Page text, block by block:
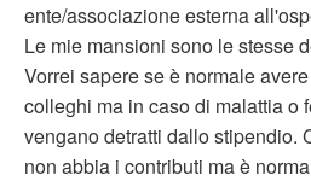
ente/associazione esterna
Le mie mansioni sono le stesse
Vorrei sapere se è normale
colleghi ma in caso di malattia o
vengano detratti dallo stipendio.
non abbia i contributi ma è